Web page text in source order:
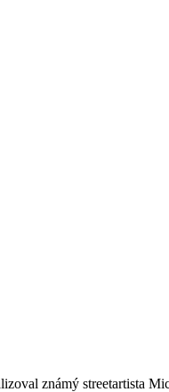
známý streetartista